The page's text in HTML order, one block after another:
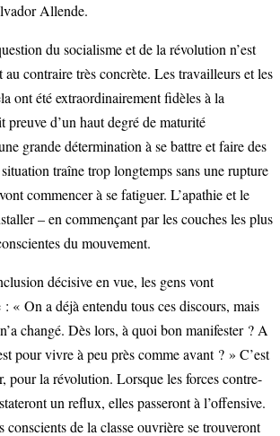
Allende.
du socialisme et de la révolution n’est
au contraire très concrète. Les travailleurs et les
ont été extraordinairement fidèles à la
d’un haut degré de maturité
grande détermination à se battre et faire des
traîne trop longtemps sans une rupture
commencer à se fatiguer. L’apathie et le
– en commençant par les couches les plus
du mouvement.
décisive en vue, les gens vont
« On a déjà entendu tous ces discours, mais
changé. Dès lors, à quoi bon manifester ? A
pour vivre à peu près comme avant ? » C’est
pour la révolution. Lorsque les forces contre-
un reflux, elles passeront à l’offensive.
conscients de la classe ouvrière se trouveront